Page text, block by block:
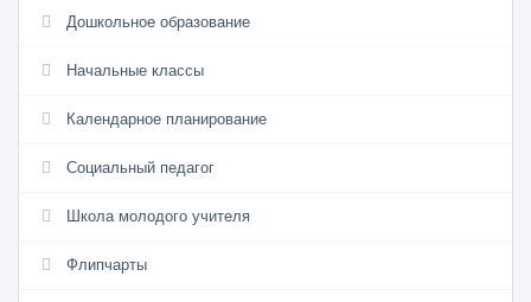
Дошкольное образование
Начальные классы
Календарное планирование
Социальный педагог
Школа молодого учителя
Флипчарты